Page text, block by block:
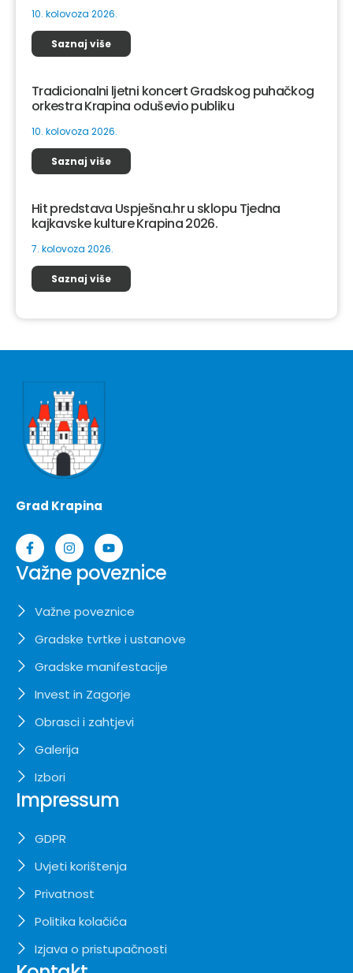
10. kolovoza 2026.
Saznaj više
Tradicionalni ljetni koncert Gradskog puhačkog
orkestra Krapina oduševio publiku
10. kolovoza 2026.
Saznaj više
Hit predstava Uspješna.hr u sklopu Tjedna
kajkavske kulture Krapina 2026.
7. kolovoza 2026.
Saznaj više
Grad Krapina
Važne poveznice
Važne poveznice
Gradske tvrtke i ustanove
Gradske manifestacije
Invest in Zagorje
Obrasci i zahtjevi
Galerija
Izbori
Impressum
GDPR
Uvjeti korištenja
Privatnost
Politika kolačića
Izjava o pristupačnosti